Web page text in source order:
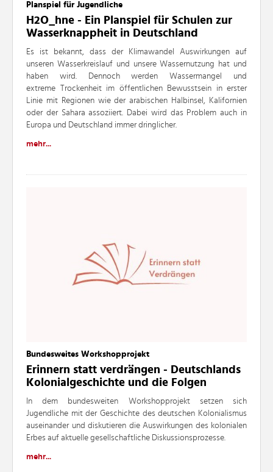
Planspiel für Jugendliche
H2O_hne - Ein Planspiel für Schulen zur
Wasserknappheit in Deutschland
Es ist bekannt, dass der Klimawandel Auswirkungen auf
unseren Wasserkreislauf und
unsere Wassernutzung hat und
haben wird. Dennoch werden Wassermangel und
extreme
Trockenheit im öffentlichen Bewusstsein in erster
Linie mit Regionen wie der arabischen Halbinsel, Kalifornien
oder der Sahara assoziiert. Dabei wird das Problem auch in
Europa und Deutschland immer dringlicher.
mehr...
Bundesweites Workshopprojekt
Erinnern statt verdrängen - Deutschlands
Kolonialgeschichte und die Folgen
In dem bundesweiten Workshopprojekt setzen sich
Jugendliche mit der Geschichte des deutschen Kolonialismus
auseinander und diskutieren die Auswirkungen des kolonialen
Erbes auf aktuelle gesellschaftliche Diskussionsprozesse.
mehr...